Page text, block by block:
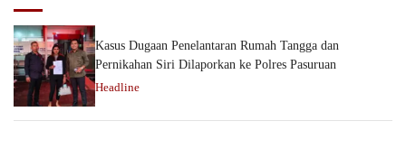
Kasus Dugaan Penelantaran Rumah Tangga dan
Pernikahan Siri Dilaporkan ke Polres Pasuruan
Headline